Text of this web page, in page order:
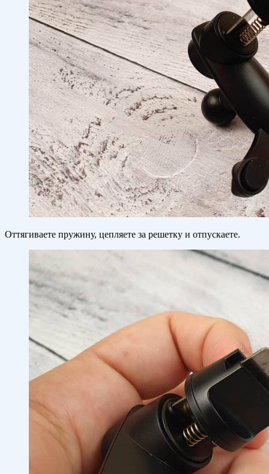
Оттягиваете пружину, цепляете за решетку и отпускаете.